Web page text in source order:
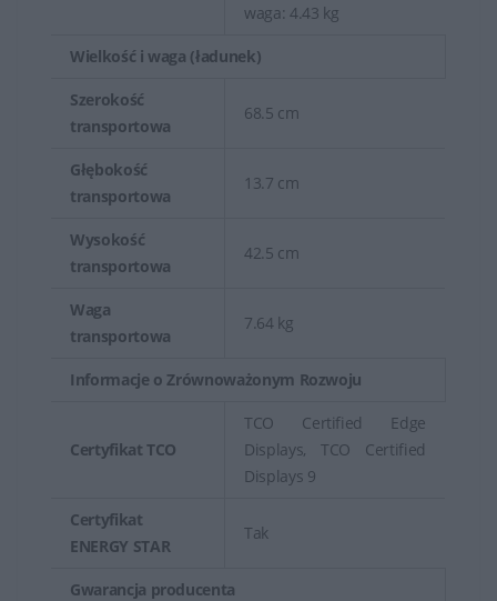
waga: 4.43 kg
Wielkość i waga (ładunek)
Szerokość
transportowa
68.5 cm
Głębokość
transportowa
13.7 cm
Wysokość
transportowa
42.5 cm
Waga
transportowa
7.64 kg
Informacje o Zrównoważonym Rozwoju
Certyfikat TCO
TCO Certified Edge
Displays, TCO Certified
Displays 9
Certyfikat
ENERGY STAR
Tak
Gwarancja producenta